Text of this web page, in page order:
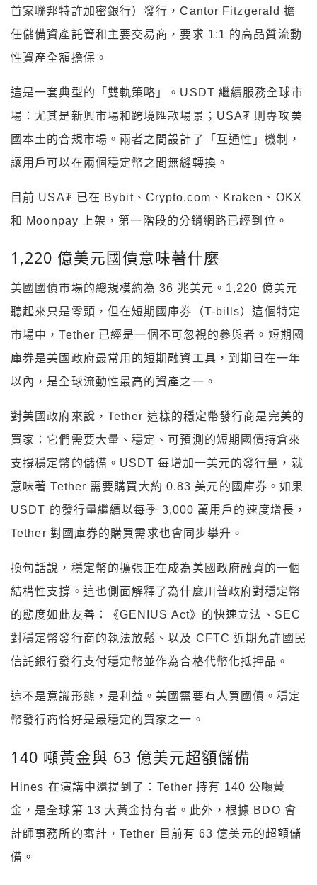
首家聯邦特許加密銀行）發行，Cantor Fitzgerald 擔
任儲備資產託管和主要交易商，要求 1:1 的高品質流動
性資產全額擔保。
這是一套典型的「雙軌策略」。USDT 繼續服務全球市
場：尤其是新興市場和跨境匯款場景；USA₮ 則專攻美
國本土的合規市場。兩者之間設計了「互通性」機制，
讓用戶可以在兩個穩定幣之間無縫轉換。
目前 USA₮ 已在 Bybit、Crypto.com、Kraken、OKX
和 Moonpay 上架，第一階段的分銷網路已經到位。
1,220 億美元國債意味著什麼
美國國債市場的總規模約為 36 兆美元。1,220 億美元
聽起來只是零頭，但在短期國庫券（T-bills）這個特定
市場中，Tether 已經是一個不可忽視的參與者。短期國
庫券是美國政府最常用的短期融資工具，到期日在一年
以內，是全球流動性最高的資產之一。
對美國政府來說，Tether 這樣的穩定幣發行商是完美的
買家：它們需要大量、穩定、可預測的短期國債持倉來
支撐穩定幣的儲備。USDT 每增加一美元的發行量，就
意味著 Tether 需要購買大約 0.83 美元的國庫券。如果
USDT 的發行量繼續以每季 3,000 萬用戶的速度增長，
Tether 對國庫券的購買需求也會同步攀升。
換句話說，穩定幣的擴張正在成為美國政府融資的一個
結構性支撐。這也側面解釋了為什麼川普政府對穩定幣
的態度如此友善：《GENIUS Act》的快速立法、SEC
對穩定幣發行商的執法放鬆、以及 CFTC 近期允許國民
信託銀行發行支付穩定幣並作為合格代幣化抵押品。
這不是意識形態，是利益。美國需要有人買國債。穩定
幣發行商恰好是最穩定的買家之一。
140 噸黃金與 63 億美元超額儲備
Hines 在演講中還提到了：Tether 持有 140 公噸黃
金，是全球第 13 大黃金持有者。此外，根據 BDO 會
計師事務所的審計，Tether 目前有 63 億美元的超額儲
備。